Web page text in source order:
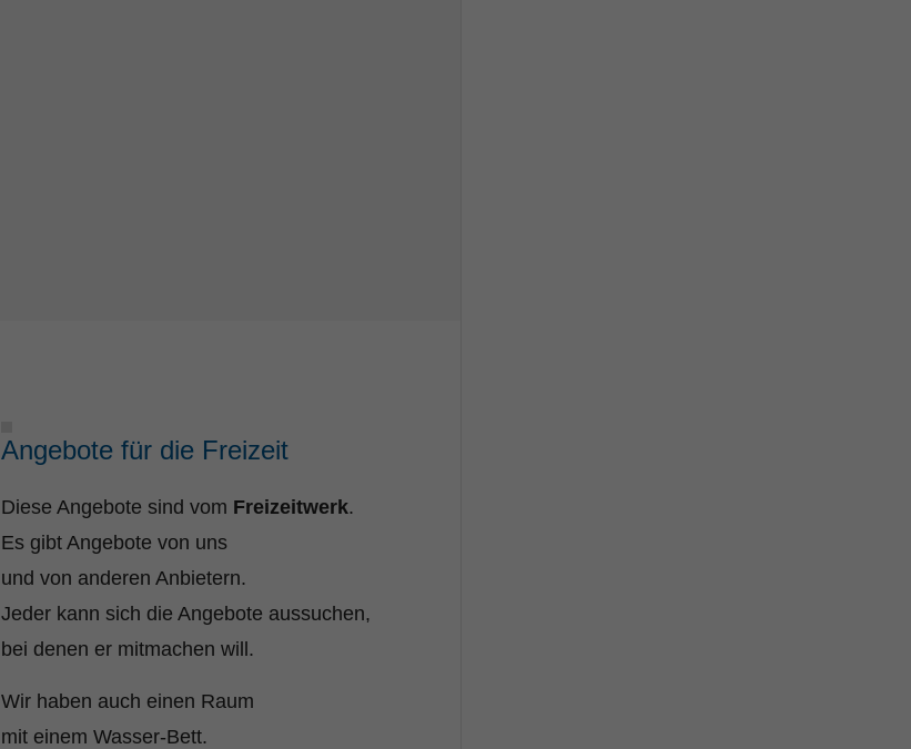
Angebote für die Freizeit
Diese Angebote sind vom Freizeitwerk.
Es gibt Angebote von uns
und von anderen Anbietern.
Jeder kann sich die Angebote aussuchen,
bei denen er mitmachen will.
Wir haben auch einen Raum
mit einem Wasser-Bett.